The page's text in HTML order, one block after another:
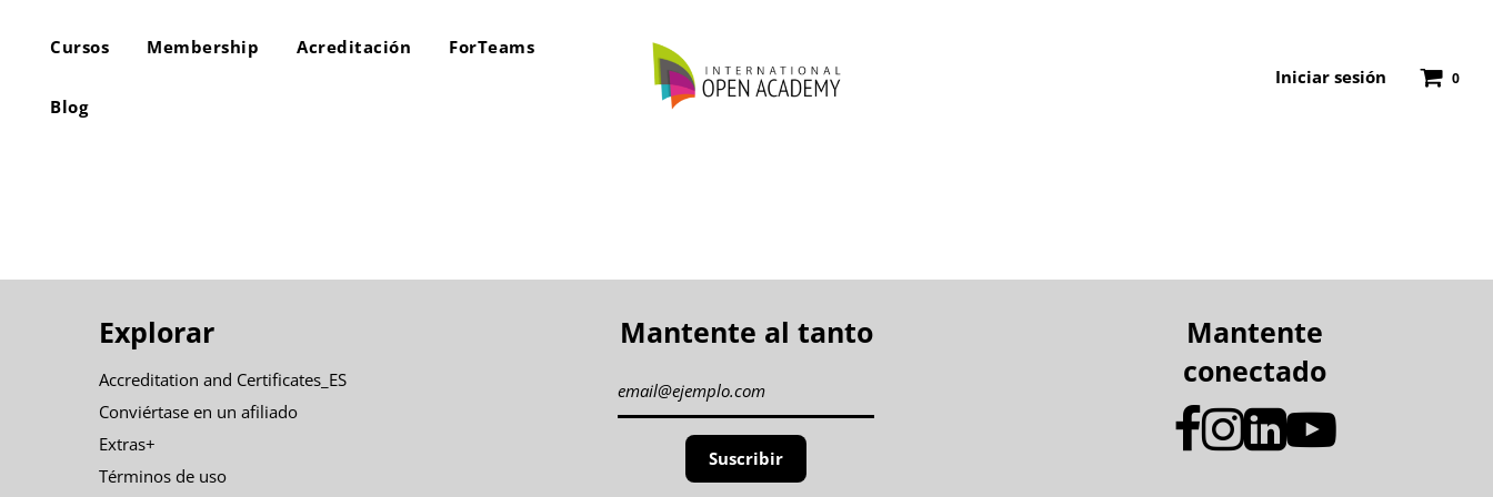
Cursos Membership Acreditación ForTeams
Blog
Iniciar sesión 0
Explorar
Accreditation and Certificates_ES
Conviértase en un afiliado
Extras+
Términos de uso
Mantente al tanto
Mantente
conectado